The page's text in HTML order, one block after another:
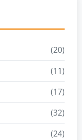
(20)
(11)
(17)
(32)
(24)